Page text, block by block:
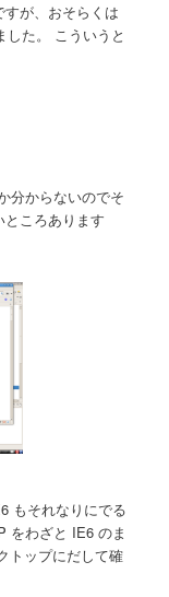
が、おそらくは
た。 こういうと
分からないのでそ
ころあります
もそれなりにでる
をわざと IE6 のま
トップにだして確